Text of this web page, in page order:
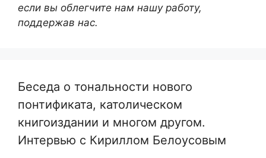
если вы облегчите нам нашу работу,
поддержав нас.
Беседа о тональности нового
понтификата, католическом
книгоиздании и многом другом.
Интервью с Кириллом Белоусовым